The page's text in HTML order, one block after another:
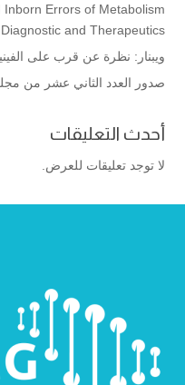
Inborn Errors of Metabolism
Diagnostic and Therapeutics
ويبنار: نظرة عن قرب على
صدور العدد الثاني عشر من
أحدث التعليقات
لا توجد تعليقات للعرض.